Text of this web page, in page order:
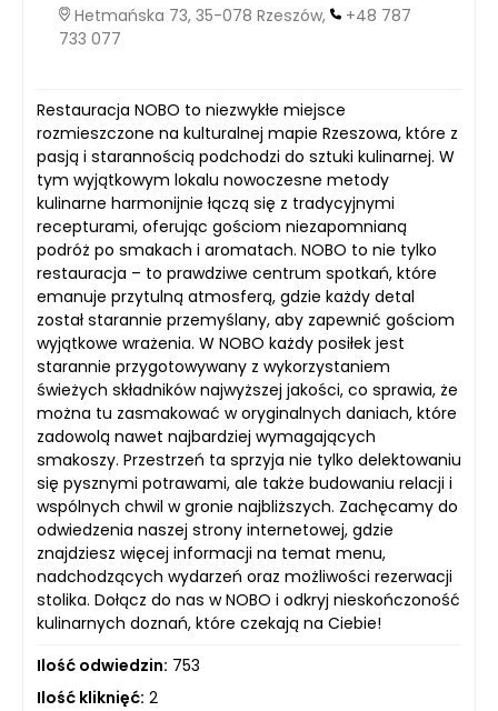
Hetmańska 73, 35-078 Rzeszów,
+48 787
733 077
Restauracja NOBO to niezwykłe miejsce
rozmieszczone na kulturalnej mapie Rzeszowa, które z
pasją i starannością podchodzi do sztuki kulinarnej. W
tym wyjątkowym lokalu nowoczesne metody
kulinarne harmonijnie łączą się z tradycyjnymi
recepturami, oferując gościom niezapomnianą
podróż po smakach i aromatach. NOBO to nie tylko
restauracja – to prawdziwe centrum spotkań, które
emanuje przytulną atmosferą, gdzie każdy detal
został starannie przemyślany, aby zapewnić gościom
wyjątkowe wrażenia. W NOBO każdy posiłek jest
starannie przygotowywany z wykorzystaniem
świeżych składników najwyższej jakości, co sprawia, że
można tu zasmakować w oryginalnych daniach, które
zadowolą nawet najbardziej wymagających
smakoszy. Przestrzeń ta sprzyja nie tylko delektowaniu
się pysznymi potrawami, ale także budowaniu relacji i
wspólnych chwil w gronie najbliższych. Zachęcamy do
odwiedzenia naszej strony internetowej, gdzie
znajdziesz więcej informacji na temat menu,
nadchodzących wydarzeń oraz możliwości rezerwacji
stolika. Dołącz do nas w NOBO i odkryj nieskończoność
kulinarnych doznań, które czekają na Ciebie!
Ilość odwiedzin: 753
Ilość kliknięć: 2